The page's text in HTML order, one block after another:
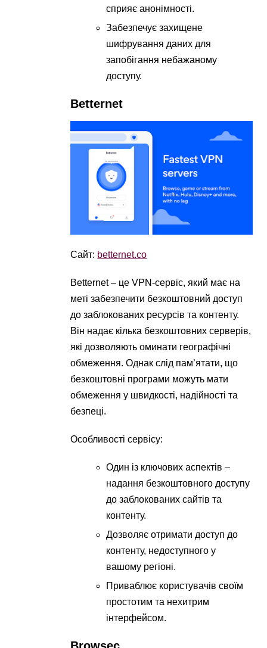
сприяє анонімності.
Забезпечує захищене
шифрування даних для
запобігання небажаному
доступу.
Betternet
Сайт: betternet.co
Betternet – це VPN-сервіс, який має на
меті забезпечити безкоштовний доступ
до заблокованих ресурсів та контенту.
Він надає кілька безкоштовних серверів,
які дозволяють оминати географічні
обмеження. Однак слід пам’ятати, що
безкоштовні програми можуть мати
обмеження у швидкості, надійності та
безпеці.
Особливості сервісу:
Один із ключових аспектів –
надання безкоштовного доступу
до заблокованих сайтів та
контенту.
Дозволяє отримати доступ до
контенту, недоступного у
вашому регіоні.
Приваблює користувачів своїм
простотим та нехитрим
інтерфейсом.